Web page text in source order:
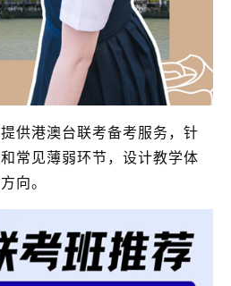
供港澳台联考备考服务，针
常见薄弱环节，设计教学体
向。